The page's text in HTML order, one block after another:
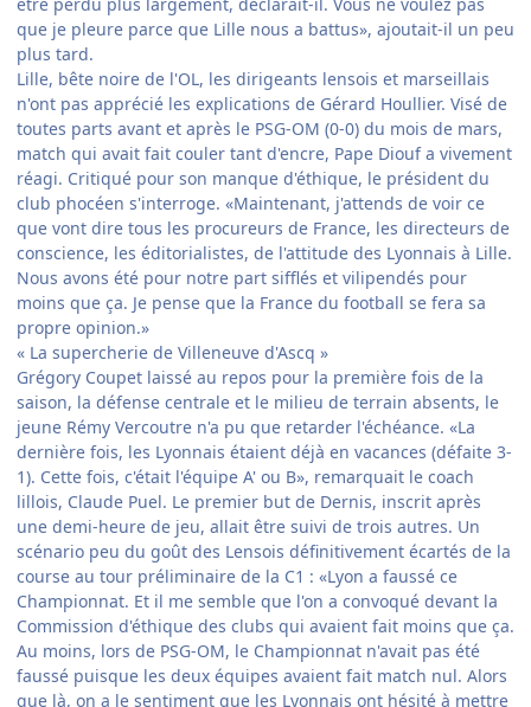
que je pleure parce que Lille nous a battus», ajoutait-il un peu
plus tard.
Lille, bête noire de l'OL, les dirigeants lensois et marseillais
n'ont pas apprécié les explications de Gérard Houllier. Visé de
toutes parts avant et après le PSG-OM (0-0) du mois de mars,
match qui avait fait couler tant d'encre, Pape Diouf a vivement
réagi. Critiqué pour son manque d'éthique, le président du
club phocéen s'interroge. «Maintenant, j'attends de voir ce
que vont dire tous les procureurs de France, les directeurs de
conscience, les éditorialistes, de l'attitude des Lyonnais à Lille.
Nous avons été pour notre part sifflés et vilipendés pour
moins que ça. Je pense que la France du football se fera sa
propre opinion.»
« La supercherie de Villeneuve d'Ascq »
Grégory Coupet laissé au repos pour la première fois de la
saison, la défense centrale et le milieu de terrain absents, le
jeune Rémy Vercoutre n'a pu que retarder l'échéance. «La
dernière fois, les Lyonnais étaient déjà en vacances (défaite 3-
1). Cette fois, c'était l'équipe A' ou B», remarquait le coach
lillois, Claude Puel. Le premier but de Dernis, inscrit après
une demi-heure de jeu, allait être suivi de trois autres. Un
scénario peu du goût des Lensois définitivement écartés de la
course au tour préliminaire de la C1 : «Lyon a faussé ce
Championnat. Et il me semble que l'on a convoqué devant la
Commission d'éthique des clubs qui avaient fait moins que ça.
Au moins, lors de PSG-OM, le Championnat n'avait pas été
faussé puisque les deux équipes avaient fait match nul. Alors
que là, on a le sentiment que les Lyonnais ont hésité à mettre